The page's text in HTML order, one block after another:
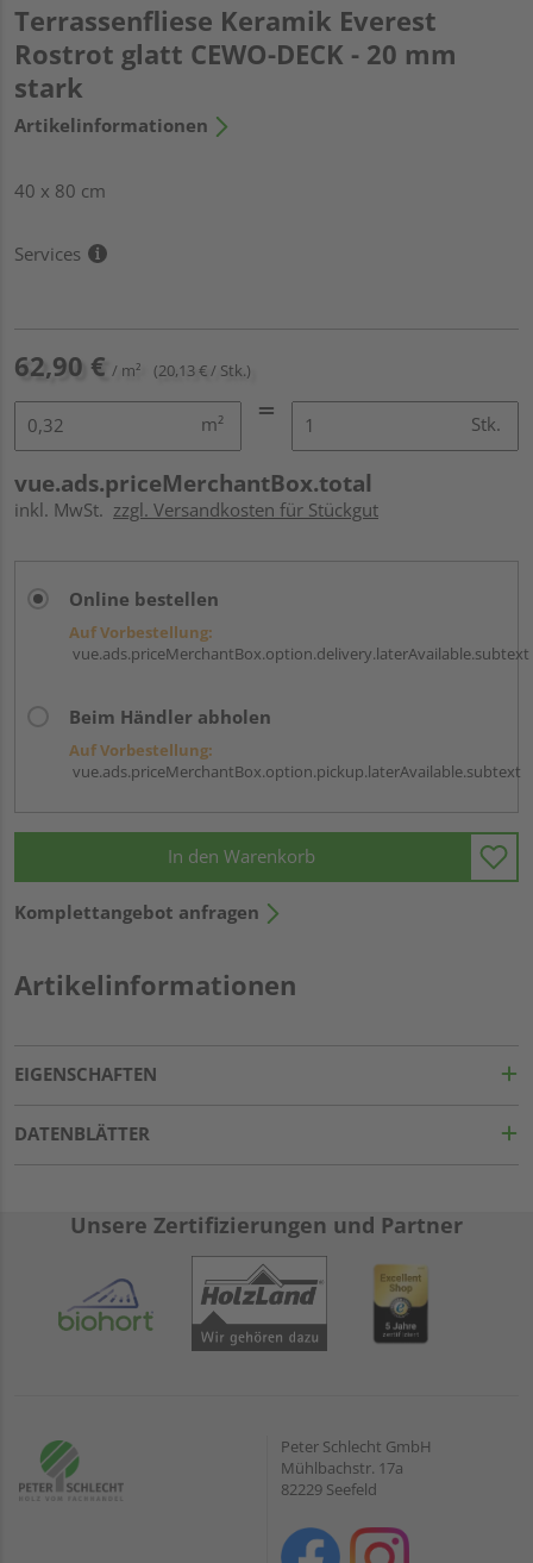
Terrassenfliese Keramik Everest
Rostrot glatt CEWO-DECK - 20 mm
stark
Artikelinformationen
40 x 80 cm
Services
62,90 € / m² (20,13 € / Stk.)
m² Stk.
vue.ads.priceMerchantBox.total
inkl. MwSt. zzgl. Versandkosten für Stückgut
Online bestellen
Auf Vorbestellung:
vue.ads.priceMerchantBox.option.delivery.laterAvailable.subtext
Beim Händler abholen
Auf Vorbestellung:
vue.ads.priceMerchantBox.option.pickup.laterAvailable.subtext
In den Warenkorb
Komplettangebot anfragen
Artikelinformationen
EIGENSCHAFTEN
DATENBLÄTTER
Unsere Zertifizierungen und Partner
Peter Schlecht GmbH
Mühlbachstr. 17a
82229 Seefeld